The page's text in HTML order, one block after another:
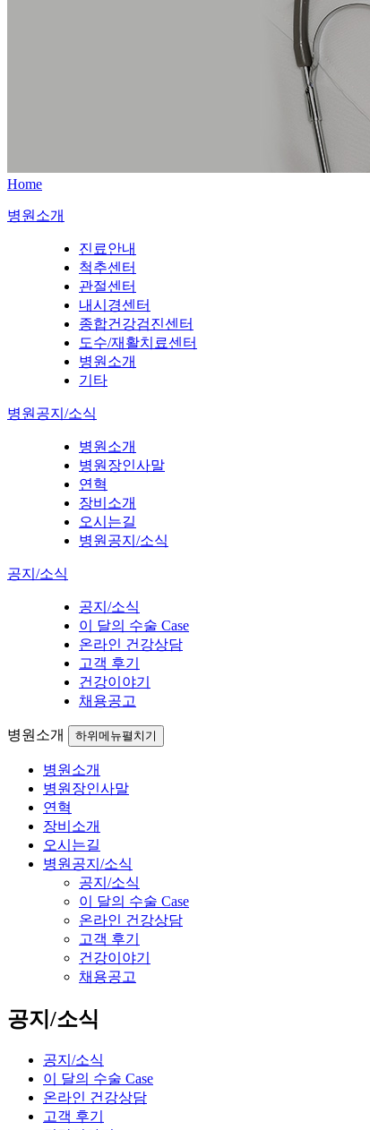
Home
병원소개
진료안내
척추센터
관절센터
내시경센터
종합건강검진센터
도수/재활치료센터
병원소개
기타
병원공지/소식
병원소개
병원장인사말
연혁
장비소개
오시는길
병원공지/소식
공지/소식
공지/소식
이 달의 수술 Case
온라인 건강상담
고객 후기
건강이야기
채용공고
병원소개 하위메뉴펼치기
병원소개
병원장인사말
연혁
장비소개
오시는길
병원공지/소식
공지/소식
이 달의 수술 Case
온라인 건강상담
고객 후기
건강이야기
채용공고
공지/소식
공지/소식
이 달의 수술 Case
온라인 건강상담
고객 후기